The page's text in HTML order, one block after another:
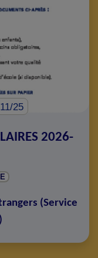
25
2026-
(Service
)